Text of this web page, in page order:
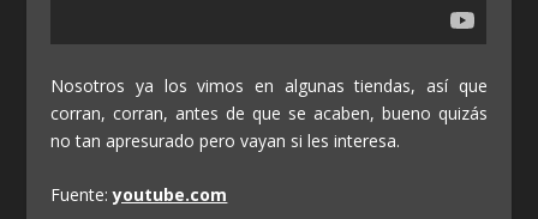
Nosotros ya los vimos en algunas tiendas, así que
corran, corran, antes de que se acaben, bueno quizás
no tan apresurado pero vayan si les interesa.
Fuente:youtube.com